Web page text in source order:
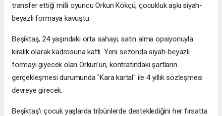
transfer ettiği milli oyuncu Orkun Kökçü, çocukluk aşkı siyah-
beyazlı formaya kavuştu.
Beşiktaş, 24 yaşındaki orta sahayı, satın alma opsiyonuyla
kiralık olarak kadrosuna kattı. Yeni sezonda siyah-beyazlı
formayı giyecek olan Orkun'un, kontratındaki şartların
gerçekleşmesi durumunda "Kara kartal" ile 4 yıllık sözleşmesi
devreye girecek.
Beşiktaş'ı çocuk yaşlarda tribünlerde desteklediğini her fırsatta